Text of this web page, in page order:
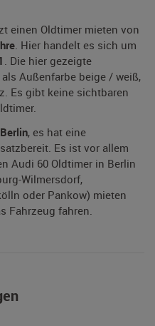
einen Oldtimer mieten von
. Hier handelt es sich um
. Die hier gezeigte
als Außenfarbe beige / weiß,
Es gibt keine sichtbaren
Berlin, es hat eine
Es ist vor allem
Audi 60 Oldtimer in Berlin
Wilmersdorf,
oder Pankow) mieten
Fahrzeug fahren.